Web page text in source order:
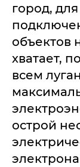
город,
объектов
хватает,
всем
острой